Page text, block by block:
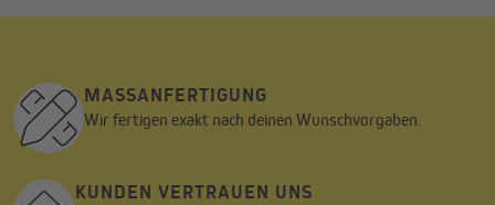
MASSANFERTIGUNG
Wir fertigen exakt nach deinen Wunschvorgaben.
KUNDEN VERTRAUEN UNS